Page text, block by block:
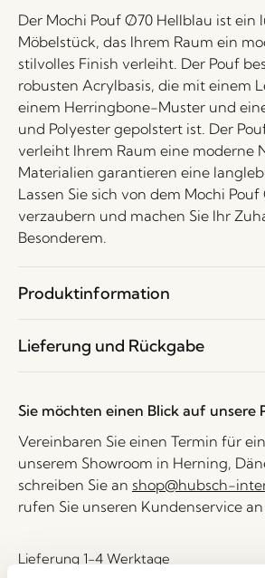
Der Mochi Pouf Ø70 Hellblau ist ein
Möbelstück, das Ihrem Raum ein
stilvolles Finish verleiht. Der Pouf
robusten Acrylbasis, die mit einem
einem Herringbone-Muster und
und Polyester gepolstert ist. Der
verleiht Ihrem Raum eine moderne
Materialien garantieren eine
Lassen Sie sich von dem Mochi
verzaubern und machen Sie Ihr
Besonderem.
Produktinformation
Lieferung und Rückgabe
Sie möchten einen Blick auf unsere
Vereinbaren Sie einen Termin für
unserem Showroom in Herning,
schreiben Sie an shop@hubsch-
rufen Sie unseren Kundenservice an
Lieferung 1-4 Werktage